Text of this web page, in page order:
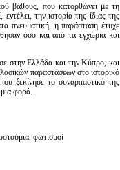
βάθους, που κατορθώνει με τη
την ιστορία της ίδιας της
πνευματική, η παράσταση έτυχε
όσο και από τα εγχώρια και
στην Ελλάδα και την Κύπρο, και
παραστάσεων στο ιστορικό
ξεκίνησε το συναρπαστικό της
φορά.
φωτισμοί